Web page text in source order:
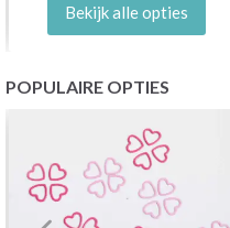
Bekijk alle opties
POPULAIRE OPTIES